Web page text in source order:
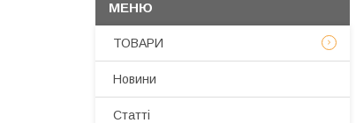
ТОВАРИ
Новини
Статті